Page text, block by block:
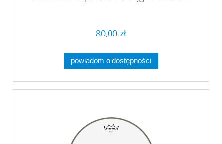
80,00 zł
powiadom o dostępności